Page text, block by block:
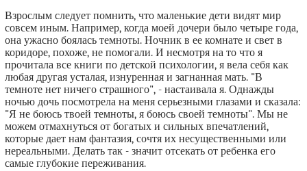
Взрослым следует помнить, что маленькие дети видят мир
совсем иным. Например, когда моей дочери было четыре года,
она ужасно боялась темноты. Ночник в ее комнате и свет в
коридоре, похоже, не помогали. И несмотря на то что я
прочитала все книги по детской психологии, я вела себя как
любая другая усталая, изнуренная и загнанная мать. "В
темноте нет ничего страшного", - настаивала я. Однажды
ночью дочь посмотрела на меня серьезными глазами и сказала:
"Я не боюсь твоей темноты, я боюсь своей темноты". Мы не
можем отмахнуться от богатых и сильных впечатлений,
которые дает нам фантазия, сочтя их несущественными или
нереальными. Делать так - значит отсекать от ребенка его
самые глубокие переживания.